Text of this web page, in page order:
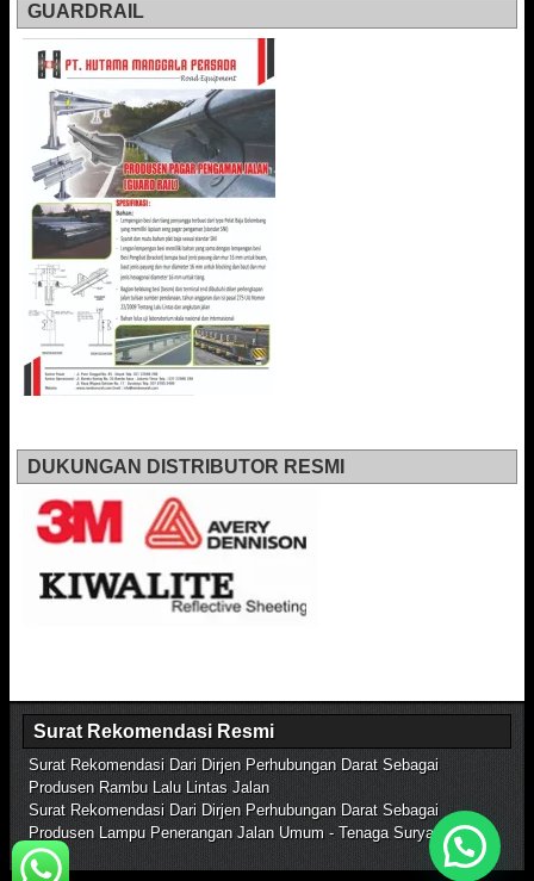
GUARDRAIL
DUKUNGAN DISTRIBUTOR RESMI
Surat Rekomendasi Resmi
Surat Rekomendasi Dari Dirjen Perhubungan Darat Sebagai
Produsen Rambu Lalu Lintas Jalan
Surat Rekomendasi Dari Dirjen Perhubungan Darat Sebagai
Produsen Lampu Penerangan Jalan Umum - Tenaga Surya